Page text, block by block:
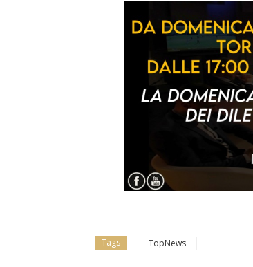
Tags TopNews